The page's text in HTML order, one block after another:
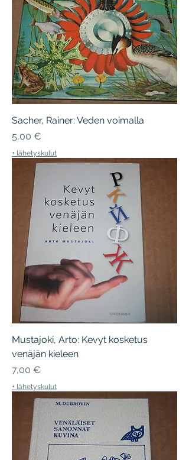
Sacher, Rainer: Veden voimalla
Hinta
5,00 €
+ lähetyskulut
Mustajoki, Arto: Kevyt kosketus
venäjän kieleen
Hinta
7,00 €
+ lähetyskulut